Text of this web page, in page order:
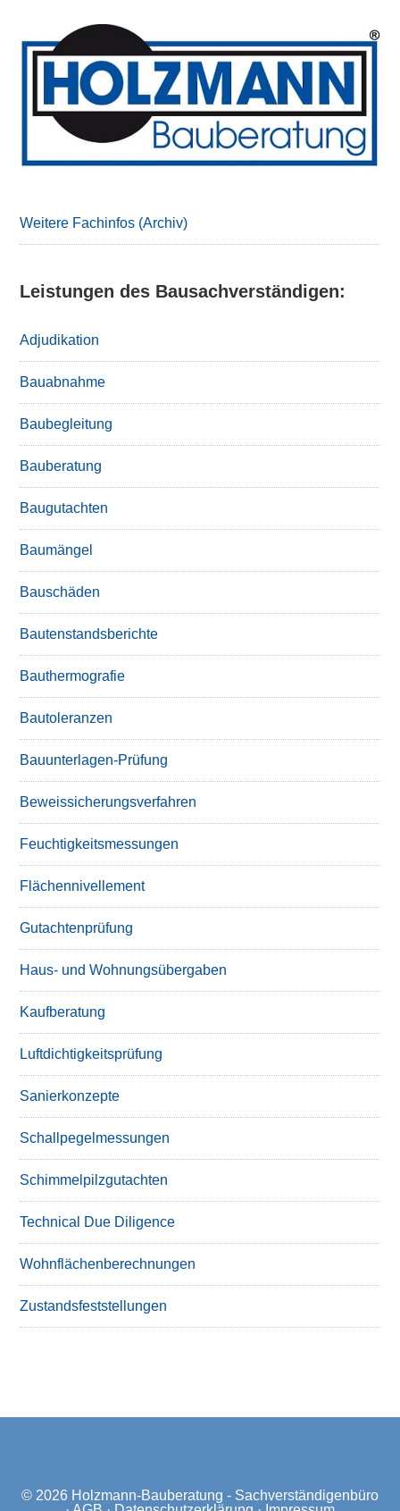
Primary
Sidebar
Weitere Fachinfos (Archiv)
Leistungen des Bausachverständigen:
Adjudikation
Bauabnahme
Baubegleitung
Bauberatung
Baugutachten
Baumängel
Bauschäden
Bautenstandsberichte
Bauthermografie
Bautoleranzen
Bauunterlagen-Prüfung
Beweissicherungsverfahren
Feuchtigkeitsmessungen
Flächennivellement
Gutachtenprüfung
Haus- und Wohnungsübergaben
Kaufberatung
Luftdichtigkeitsprüfung
Sanierkonzepte
Schallpegelmessungen
Schimmelpilzgutachten
Technical Due Diligence
Wohnflächenberechnungen
Zustandsfeststellungen
© 2026 Holzmann-Bauberatung - Sachverständigenbüro